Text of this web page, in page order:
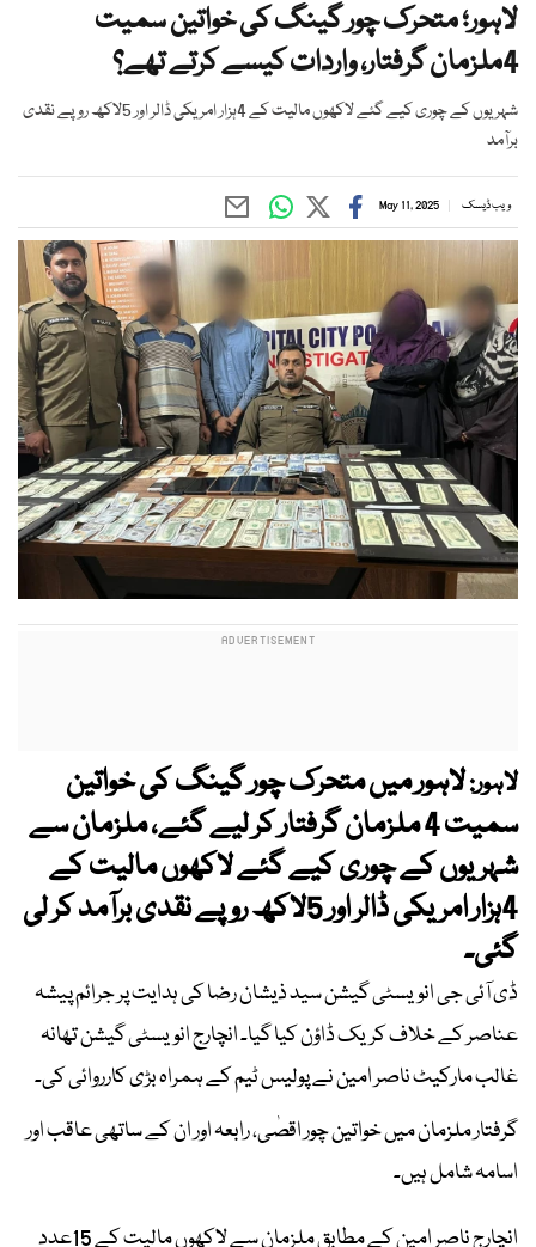
لاہور؛ متحرک چور گینگ کی خواتین سمیت
4ملزمان گرفتار، واردات کیسے کرتے تھے؟
شہریوں کے چوری کیے گئے لاکھوں مالیت کے 4ہزار امریکی ڈالر اور 5لاکھ روپے نقدی
برآمد
ویب ڈیسک May 11, 2025
لاہور:لاہور میں متحرک چور گینگ کی خواتین
سمیت 4 ملزمان گرفتار کر لیے گئے، ملزمان سے
شہریوں کے چوری کیے گئے لاکھوں مالیت کے
4ہزار امریکی ڈالر اور 5لاکھ روپے نقدی برآمد کر لی
گئی۔
ڈی آئی جی انویسٹی گیشن سید ذیشان رضا کی ہدایت پر جرائم پیشہ
عناصر کے خلاف کریک ڈاؤن کیا گیا۔ انچارج انویسٹی گیشن تھانہ
غالب مارکیٹ ناصر امین نے پولیس ٹیم کے ہمراہ بڑی کارروائی کی۔
گرفتار ملزمان میں خواتین چور اقصٰی، رابعہ اور ان کے ساتھی عاقب اور
اسامہ شامل ہیں۔
انچارج ناصر امین کے مطابق ملزمان سے لاکھوں مالیت کے 15عدد